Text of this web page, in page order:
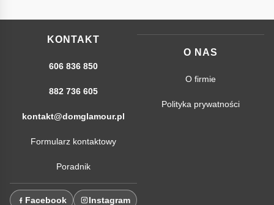
KONTAKT
606 836 850
882 736 605
kontakt@domglamour.pl
Formularz kontaktowy
Poradnik
Facebook Instagram
O NAS
O firmie
Polityka prywatności